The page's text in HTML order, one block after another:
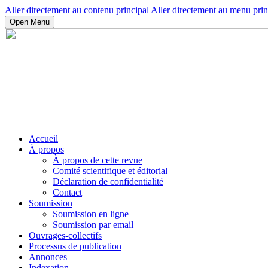
Aller directement au contenu principal Aller directement au menu
Open Menu
Accueil
À propos
À propos de cette revue
Comité scientifique et éditorial
Déclaration de confidentialité
Contact
Soumission
Soumission en ligne
Soumission par email
Ouvrages-collectifs
Processus de publication
Annonces